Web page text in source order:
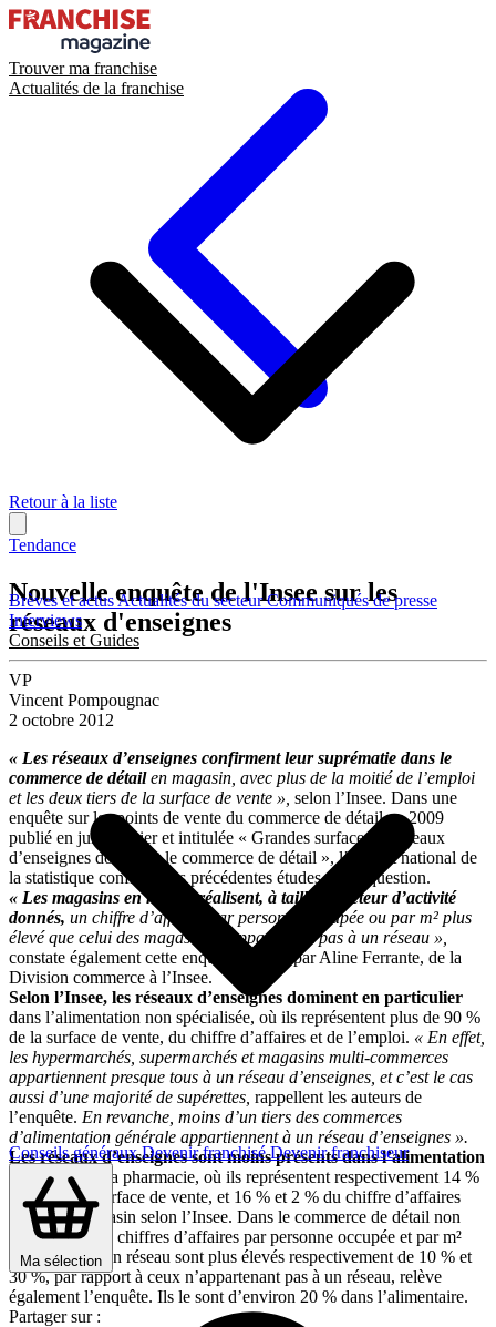
Trouver ma franchise
Actualités de la franchise
Brèves et actusActualités du secteurCommuniqués de presse
Interviews
Conseils et Guides
Conseils générauxDevenir franchiséDevenir franchiseur
Ma sélection
Retour à la liste
Tendance
Nouvelle enquête de l'Insee sur les
réseaux d'enseignes
VP
Vincent Pompougnac
2 octobre 2012
« Les réseaux d’enseignes confirment leur suprématie dans le
commerce de détailen magasin, avec plus de la moitié de l’emploi
et les deux tiers de la surface de vente », selon l’Insee. Dans une
enquête sur les points de vente du commerce de détail en 2009
publié en juin dernier et intitulée « Grandes surfaces et réseaux
d’enseignes dominent le commerce de détail », l’Institut national de
la statistique confirme ses précédentes études sur la question.
« Les magasins en réseau réalisent, à taille et secteur d’activité
donnés, un chiffre d’affaires par personne occupée ou par m² plus
élevé que celui des magasins n’appartenant pas à un réseau »,
constate également cette enquête, signée par Aline Ferrante, de la
Division commerce à l’Insee.
Selon l’Insee, les réseaux d’enseignes dominent en particulier
dans l’alimentation non spécialisée, où ils représentent plus de 90 %
de la surface de vente, du chiffre d’affaires et de l’emploi. « En effet,
les hypermarchés, supermarchés et magasins multi-commerces
appartiennent presque tous à un réseau d’enseignes, et c’est le cas
aussi d’une majorité de supérettes, rappellent les auteurs de
l’enquête. En revanche, moins d’un tiers des commerces
d’alimentation générale appartiennent à un réseau d’enseignes ».
Les réseaux d’enseignes sont moins présents dans l’alimentation
spécialisée
et la pharmacie, où ils représentent respectivement 14 %
et 7 % de la surface de vente, et 16 % et 2 % du chiffre d’affaires
réalisé en magasin selon l’Insee. Dans le commerce de détail non
alimentaire, les chiffres d’affaires par personne occupée et par m²
des magasins en réseau sont plus élevés respectivement de 10 % et
30 %, par rapport à ceux n’appartenant pas à un réseau, relève
également l’enquête. Ils le sont d’environ 20 % dans l’alimentaire.
Partager sur :